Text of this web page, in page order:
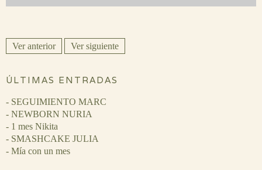
Ver anterior Ver siguiente
ÚLTIMAS ENTRADAS
- SEGUIMIENTO MARC
- NEWBORN NURIA
- 1 mes Nikita
- SMASHCAKE JULIA
- Mía con un mes